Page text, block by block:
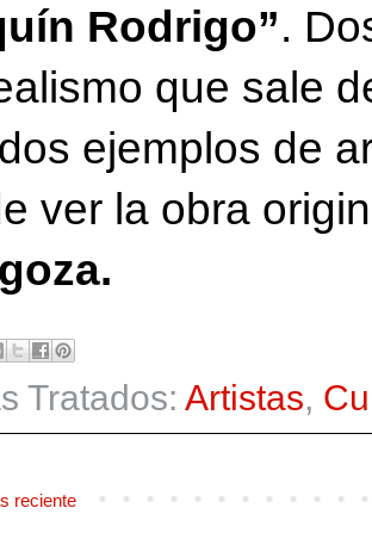
Rodrigo”.
que sale
ejemplos de
ver la obra
Tratados: Artistas,
reciente